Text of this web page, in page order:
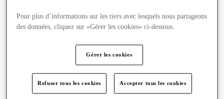
Pour plus d’informations sur les tiers avec lesquels nous partageons
des données, cliquez sur «Gérer les cookies» ci-dessous.
Gérer les cookies
Refuser tous les cookies Accepter tous les cookies